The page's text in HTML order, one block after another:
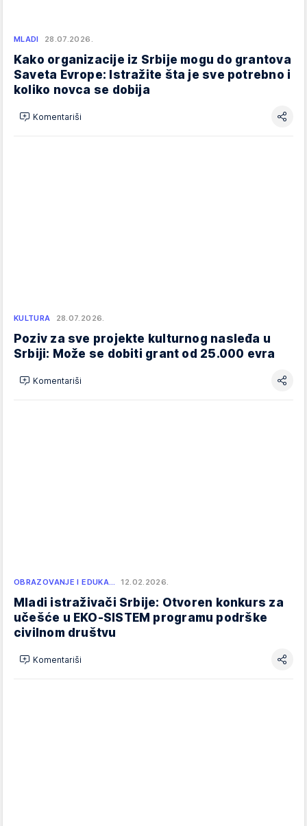
MLADI 28.07.2026.
Kako organizacije iz Srbije mogu do grantova
Saveta Evrope: Istražite šta je sve potrebno i
koliko novca se dobija
Komentariši
KULTURA 28.07.2026.
Poziv za sve projekte kulturnog nasleđa u
Srbiji: Može se dobiti grant od 25.000 evra
Komentariši
OBRAZOVANJE I EDUKA… 12.02.2026.
Mladi istraživači Srbije: Otvoren konkurs za
učešće u EKO-SISTEM programu podrške
civilnom društvu
Komentariši